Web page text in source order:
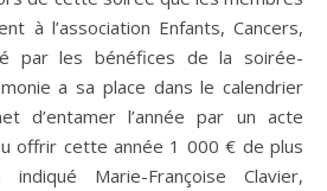
à l’association Enfants, Cancers,
par les bénéfices de la soirée-
a sa place dans le calendrier
d’entamer l’année par un acte
offrir cette année 1 000 € de plus
Marie-Françoise Clavier,